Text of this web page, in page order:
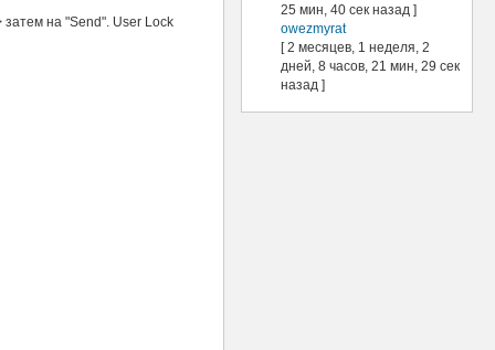
25 мин, 40 сек назад ]
owezmyrat
[ 2 месяцев, 1 неделя, 2
дней, 8 часов, 21 мин, 29 сек
назад ]
на "Send". User Lock